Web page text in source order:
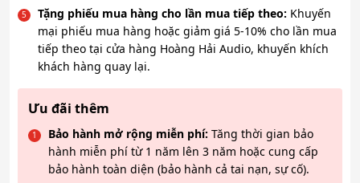
Tặng phiếu mua hàng cho lần mua tiếp theo: Khuyến
mại phiếu mua hàng hoặc giảm giá 5-10% cho lần mua
tiếp theo tại cửa hàng Hoàng Hải Audio, khuyến khích
khách hàng quay lại.
Ưu đãi thêm
Bảo hành mở rộng miễn phí: Tăng thời gian bảo
hành miễn phí từ 1 năm lên 3 năm hoặc cung cấp
bảo hành toàn diện (bảo hành cả tai nạn, sự cố).